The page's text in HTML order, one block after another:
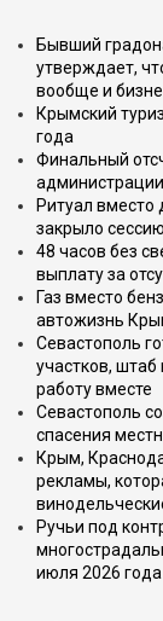
Бывший
утверждает,
вообще и
Крымский
года
Финальный
Ритуал вместо
закрыло
48 часов без
выплату за
Газ вместо
автожизнь
Севастополь
участков,
работу вместе
Севастополь
спасения
Крым,
рекламы,
Ручьи под
июля 2026 года